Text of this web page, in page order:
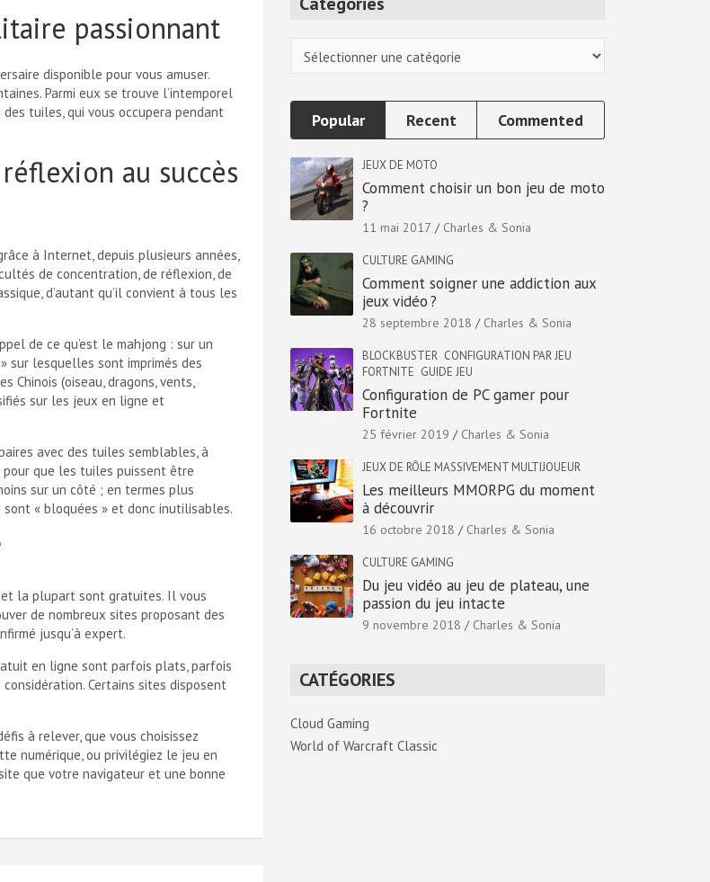
passionnant
disponible pour vous amuser.
Parmi eux se trouve l’intemporel
tuiles, qui vous occupera pendant
au succès
à Internet, depuis plusieurs années,
de concentration, de réflexion, de
d’autant qu’il convient à tous les
de ce qu’est le mahjong : sur un
sur lesquelles sont imprimés des
Chinois (oiseau, dragons, vents,
sur les jeux en ligne et
avec des tuiles semblables, à
que les tuiles puissent être
sur un côté ; en termes plus
« bloquées » et donc inutilisables.
et la plupart sont gratuites. Il vous
de nombreux sites proposant des
jusqu’à expert.
en ligne sont parfois plats, parfois
Certains sites disposent
à relever, que vous choisissez
numérique, ou privilégiez le jeu en
que votre navigateur et une bonne
Popular Recent Commented
JEUX DE MOTO
Comment choisir un bon jeu de moto
?
11 mai 2017 Charles & Sonia
CULTURE GAMING
Comment soigner une addiction aux
jeux vidéo ?
28 septembre 2018 Charles & Sonia
BLOCKBUSTER CONFIGURATION PAR JEU
FORTNITE GUIDE JEU
Configuration de PC gamer pour
Fortnite
25 février 2019 Charles & Sonia
JEUX DE RÔLE MASSIVEMENT MULTIJOUEUR
Les meilleurs MMORPG du moment
à découvrir
16 octobre 2018 Charles & Sonia
CULTURE GAMING
Du jeu vidéo au jeu de plateau, une
passion du jeu intacte
9 novembre 2018 Charles & Sonia
CATÉGORIES
Cloud Gaming
World of Warcraft Classic